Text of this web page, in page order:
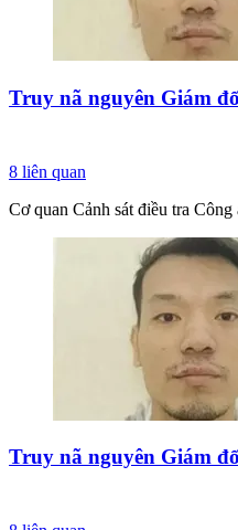
Truy nã nguyên Giám
8 liên quan
Cơ quan Cảnh sát điều tra
Truy nã nguyên Giám